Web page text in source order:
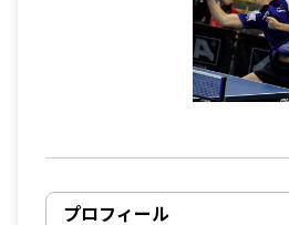
プロフィール